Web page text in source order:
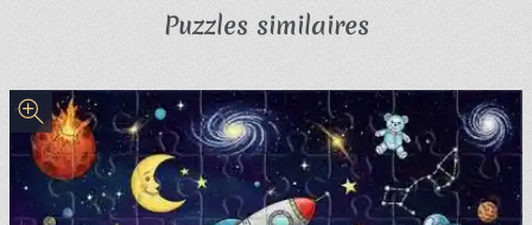
Puzzles similaires